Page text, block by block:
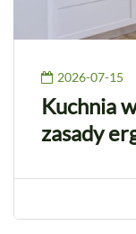
2026-07-15
Kuchnia
zasady